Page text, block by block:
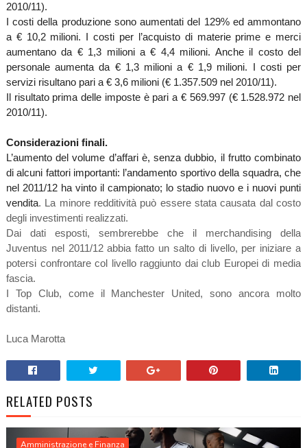
2010/11).
I costi della produzione sono aumentati del 129% ed ammontano
a € 10,2 milioni. I costi per l’acquisto di materie prime e merci
aumentano da € 1,3 milioni a € 4,4 milioni. Anche il costo del
personale aumenta da € 1,3 milioni a € 1,9 milioni. I costi per
servizi risultano pari a € 3,6 milioni (€ 1.357.509 nel 2010/11).
Il risultato prima delle imposte è pari a € 569.997 (€ 1.528.972 nel
2010/11).
Considerazioni finali.
L’aumento del volume d’affari è, senza dubbio, il frutto combinato
di alcuni fattori importanti: l’andamento sportivo della squadra, che
nel 2011/12 ha vinto il campionato; lo stadio nuovo e i nuovi punti
vendita. La minore redditività può essere stata causata dal costo
degli investimenti realizzati.
Dai dati esposti, sembrerebbe che il merchandising della
Juventus nel 2011/12 abbia fatto un salto di livello, per iniziare a
potersi confrontare col livello raggiunto dai club Europei di media
fascia.
I Top Club, come il Manchester United, sono ancora molto
distanti.
Luca Marotta
RELATED POSTS
Amministrazione e Finanza